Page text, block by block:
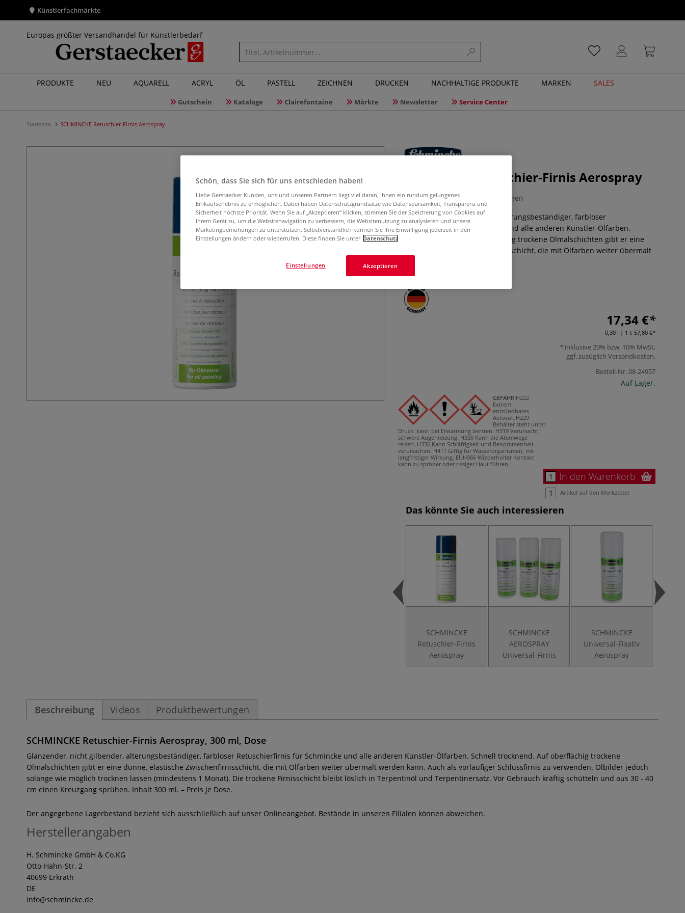
Künstlerfachmärkte
Europas größter Versandhandel für Künstlerbedarf
PRODUKTE NEU AQUARELL ACRYL ÖL PASTELL ZEICHNEN DRUCKEN NACHHALTIGE PRODUKTE MARKEN SALES
Gutschein Kataloge Clairefontaine Märkte Newsletter Service Center
Startseite SCHMINCKE Retuschier-Firnis Aerospray
SCHMINCKE Retuschier-Firnis Aerospray
0 Bewertungen
Glänzender, nicht gilbender, alterungsbeständiger, farbloser
Retuschierfirnis für Schmincke und alle anderen Künstler-Ölfarben.
Schnell trocknend. Auf oberflächig trockene Ölmalschichten gibt er eine
dünne, elastische Zwischenfirnisschicht, die mit Ölfarben weiter übermalt
17,34 €
0,30 l | 1 l: 57,80 €
inklusive 20% bzw. 10% MwSt,
ggf. zuzüglich Versandkosten.
Bestell-Nr.08-24957
Auf Lager.
GEFAHR H222
Extrem
entzündbares
Aerosol. H229
Behälter steht unter
Druck: kann bei Erwärmung bersten. H319 Verursacht
schwere Augenreizung. H335 Kann die Atemwege
reizen. H336 Kann Schläfrigkeit und Benommenheit
verursachen. H411 Giftig für Wasserorganismen, mit
langfristiger Wirkung. EUH066 Wiederholter Kontakt
kann zu spröder oder rissiger Haut führen.
In den Warenkorb
Artikel auf den Merkzettel
Das könnte Sie auch interessieren
SCHMINCKE
Retuschier-Firnis
Aerospray
SCHMINCKE
AEROSPRAY
Universal-Firnis
SCHMINCKE
Universal-Fixativ
Aerospray
Beschreibung Videos Produktbewertungen
SCHMINCKE Retuschier-Firnis Aerospray, 300 ml, Dose
Glänzender, nicht gilbender, alterungsbeständiger, farbloser Retuschierfirnis für Schmincke und alle anderen Künstler-Ölfarben. Schnell trocknend. Auf oberflächig trockene
Ölmalschichten gibt er eine dünne, elastische Zwischenfirnisschicht, die mit Ölfarben weiter übermalt werden kann. Auch als vorläufiger Schlussfirnis zu verwenden. Ölbilder jedoch
solange wie möglich trocknen lassen (mindestens 1 Monat). Die trockene Firnisschicht bleibt löslich in Terpentinöl und Terpentinersatz. Vor Gebrauch kräftig schütteln und aus 30 - 40
cm einen Kreuzgang sprühen. Inhalt 300 ml. – Preis je Dose.
Der angegebene Lagerbestand bezieht sich ausschließlich auf unser Onlineangebot. Bestände in unseren Filialen können abweichen.
Herstellerangaben
H. Schmincke GmbH & Co.KG
Otto-Hahn-Str. 2
40699 Erkrath
DE
info@schmincke.de
Schön, dass Sie sich für uns entschieden haben!
Liebe Gerstaecker Kunden, uns und unseren Partnern liegt viel daran, Ihnen ein rundum gelungenes
Einkaufserlebnis zu ermöglichen. Dabei haben Datenschutzgrundsätze wie Datensparsamkeit, Transparenz und
Sicherheit höchste Priorität. Wenn Sie auf „Akzeptieren“ klicken, stimmen Sie der Speicherung von Cookies auf
Ihrem Gerät zu, um die Websitenavigation zu verbessern, die Websitenutzung zu analysieren und unsere
Marketingbemühungen zu unterstützen. Selbstverständlich können Sie Ihre Einwilligung jederzeit in den
Einstellungen ändern oder wiederrufen. Diese finden Sie unter Datenschutz
Akzeptieren
Einstellungen